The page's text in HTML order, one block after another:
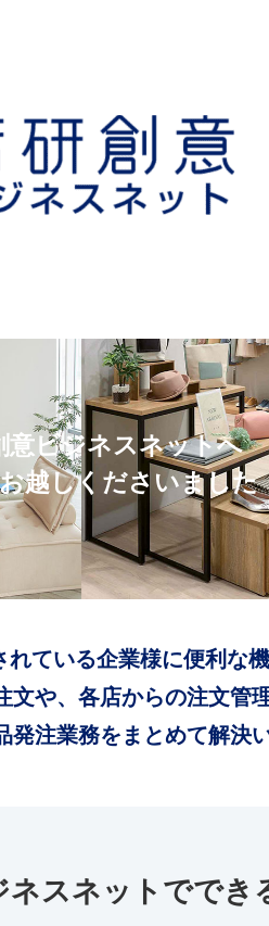
意ビジネスネットへ
越しくださいました
ている企業様に便利な
文や、各店からの注文管理
注業務をまとめて解決
ネスネットででき